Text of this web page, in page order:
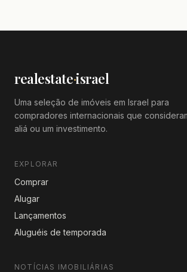
realestate·israel
Uma seleção de imóveis em Israel para
compradores internacionais que
aliá ou um investimento.
EXPLORAR
Comprar
Alugar
Lançamentos
Aluguéis de temporada
NOTÍCIAS IMOBILIÁRIAS